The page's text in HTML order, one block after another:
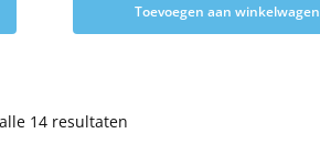
Toevoegen aan winkelwagen
14 resultaten